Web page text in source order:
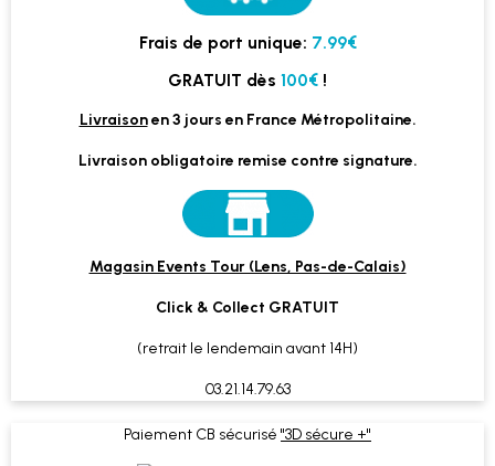
Frais de port unique: 7.99€
GRATUIT dès 100€ !
Livraisonen 3 jours en France Métropolitaine.
Livraison obligatoire remise contre signature.
Magasin Events Tour (Lens, Pas-de-Calais)
Click & Collect GRATUIT
(retrait le lendemain avant 14H)
03.21.14.79.63
Paiement CB sécurisé "3D sécure +"